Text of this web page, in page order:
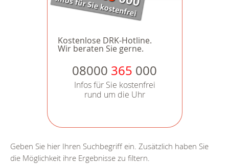
Kostenlose DRK-Hotline.
Wir beraten Sie gerne.
08000 365 000
Infos für Sie kostenfrei
rund um die Uhr
Geben Sie hier Ihren Suchbegriff ein. Zusätzlich haben Sie
die Möglichkeit ihre Ergebnisse zu filtern.